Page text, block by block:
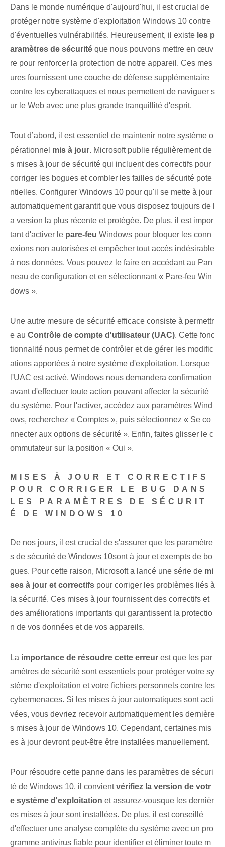
Dans le monde numérique d'aujourd'hui, il est crucial de
protéger notre système d'exploitation Windows 10 contre
d'éventuelles vulnérabilités. Heureusement, il existe les p
aramètres de sécurité que nous pouvons mettre en œuv
re pour renforcer la protection de notre appareil. ‌Ces mes
ures fournissent une ⁤couche de défense supplémentaire
contre les cyberattaques⁤ et⁤ nous permettent de naviguer s
ur le Web avec une plus grande tranquillité d'esprit.
Tout d’abord, il est essentiel de maintenir notre système o
pérationnel mis à jour. Microsoft publie régulièrement de
s mises à jour de sécurité qui incluent des correctifs pour
corriger les bogues⁢ et combler les failles de sécurité pote
ntielles. Configurer Windows 10 pour qu'il se mette à jour
automatiquement garantit que vous disposez toujours de l
a version la plus récente et protégée⁢. De plus, il est impor
tant d'activer le pare-feu Windows⁢ pour bloquer les conn
exions non autorisées et empêcher tout accès indésirable
à nos données. Vous pouvez le faire en accédant au Pan
neau de configuration et en sélectionnant « Pare-feu Win
dows ».
Une autre mesure de sécurité efficace consiste à permettr
e au Contrôle de compte d'utilisateur ⁣(UAC). Cette fonc
tionnalité nous permet de contrôler et de gérer les modific
ations apportées à notre système d'exploitation. Lorsque
l'UAC est activé, Windows nous demandera confirmation
avant d'effectuer toute action pouvant affecter la sécurité
du système. Pour l'activer, accédez aux paramètres Wind
ows, recherchez « Comptes », puis sélectionnez « Se co
nnecter aux options de sécurité ». Enfin, faites glisser le c
ommutateur sur la position « Oui ».
MISES À JOUR ET CORRECTIFS
POUR CORRIGER LE BUG DANS
LES PARAMÈTRES DE SÉCURIT
É DE WINDOWS 10
De nos jours, il est crucial de s'assurer que les paramètre
s de sécurité de Windows 10⁤sont à jour et exempts de bo
gues. Pour cette raison, Microsoft⁤ a lancé une série de mi
ses à jour et correctifs pour corriger les problèmes liés à
la sécurité. Ces mises à jour fournissent des correctifs et
des améliorations importants qui garantissent la protectio
n de vos données et de vos appareils.
La importance de résoudre cette erreur est que les par
amètres de sécurité sont essentiels pour protéger votre sy
stème d'exploitation et votre fichiers personnels contre les
cybermenaces. Si les mises à jour automatiques sont acti
vées, vous devriez recevoir automatiquement les dernière
s mises à jour de Windows 10. Cependant, certaines mis
es à jour devront peut-être être installées manuellement.
Pour résoudre cette panne dans les paramètres de sécuri
té de Windows 10, il convientvérifiez la version de votr
e système d'exploitation et⁤ assurez-vous⁢que⁤ les dernièr
es mises à jour‌ sont installées. De plus, il est conseillé
d'effectuer une analyse complète du système avec un pro
gramme antivirus fiable pour identifier et éliminer toute m